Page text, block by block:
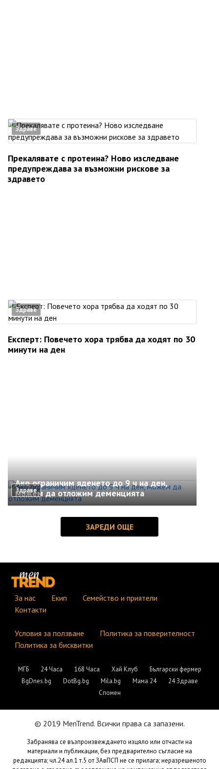
Здраве
Прекалявате с протеина? Ново изследване
предупреждава за възможни рискове за
здравето
Здраве
Експерт: Повечето хора трябва да ходят по 30
минути на ден
Здраве
Ако ограничим яденето до 9 ч на ден,
можем да отложим деменцията
За нас Екип
Семейство и приятели
Контакти
Условия за ползване
Политика за поверителност
Политика за бисквитки
МГБ 24 Часа 168 Часа Хай Клуб
Български фермер
BgDnes.bg
DotBg.bg Mila.bg Мама 24
24 Здраве
Спомен
© 2019 MenTrend. Всички права са запазени.
Забранява се възпроизвеждането изцяло или отчасти на
материали и публикации, без предварително съгласие на
редакцията; чл.24 ал.1 т.5 от ЗАвПСП не се прилага; неразрешеното